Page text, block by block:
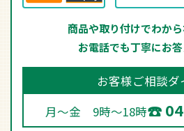
商品や取り付けでわから
お電話でも丁寧にお答
お客様ご相談ダ
月～金 9時～18時